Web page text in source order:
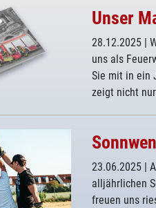
Unser
28.12.2025 |
uns als
Sie mit in ein
zeigt nicht
23.06.2025 |
alljährlichen
freuen uns